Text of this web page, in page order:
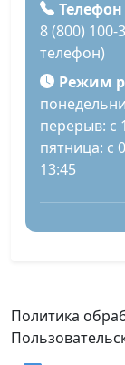
Телефон
8 (800)
телефон)
Режим
перерыв: с
пятница: с
13:45
Политика